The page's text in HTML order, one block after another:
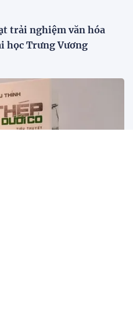
trải nghiệm văn hóa
học Trưng Vương